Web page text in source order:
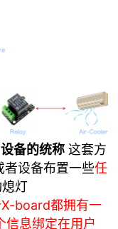
备的统称 这套方
者设备布置一些任
灯
board都拥有一
信息绑定在用户